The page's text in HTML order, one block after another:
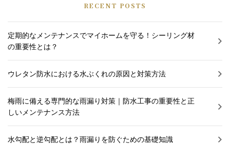
RECENT POSTS
定期的なメンテナンスでマイホームを守る！シーリング材
の重要性とは？
ウレタン防水における水ぶくれの原因と対策方法
梅雨に備える専門的な雨漏り対策｜防水工事の重要性と正
しいメンテナンス方法
水勾配と逆勾配とは？雨漏りを防ぐための基礎知識